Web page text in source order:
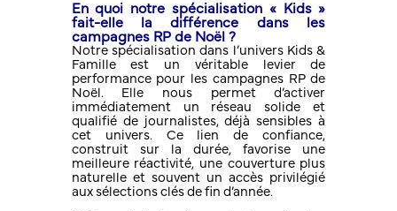
En quoi notre spécialisation « Kids »
fait-elle la différence dans les
campagnes RP de Noël ?
Notre spécialisation dans l’univers Kids &
Famille est un véritable levier de
performance pour les campagnes RP de
Noël. Elle nous permet d’activer
immédiatement un réseau solide et
qualifié de journalistes, déjà sensibles à
cet univers. Ce lien de confiance,
construit sur la durée, favorise une
meilleure réactivité, une couverture plus
naturelle et souvent un accès privilégié
aux sélections clés de fin d’année.